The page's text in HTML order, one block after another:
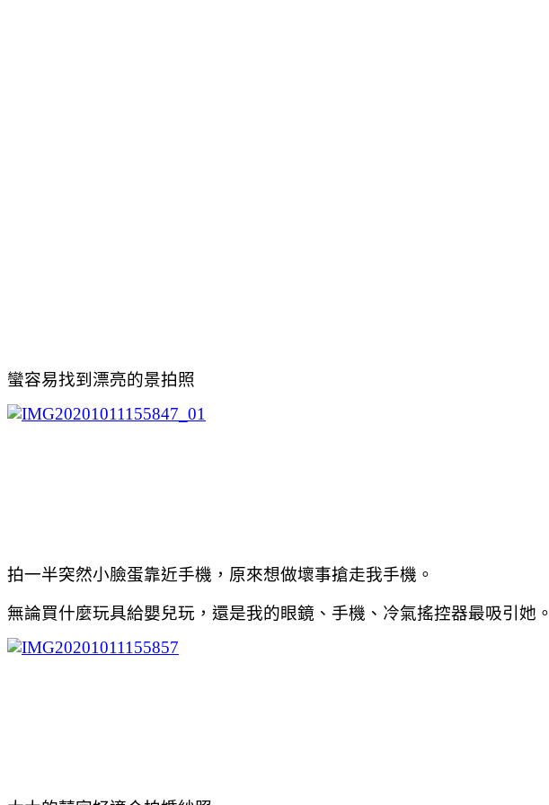
蠻容易找到漂亮的景拍照
拍一半突然小臉蛋靠近手機，原來想做壞事搶走我手機。
無論買什麼玩具給嬰兒玩，還是我的眼鏡、手機、冷氣搖控器最吸引她。